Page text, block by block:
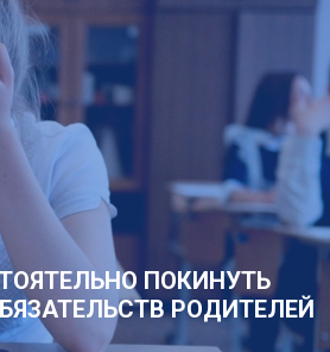
ПОКИНУТЬ
РОДИТЕЛЕЙ